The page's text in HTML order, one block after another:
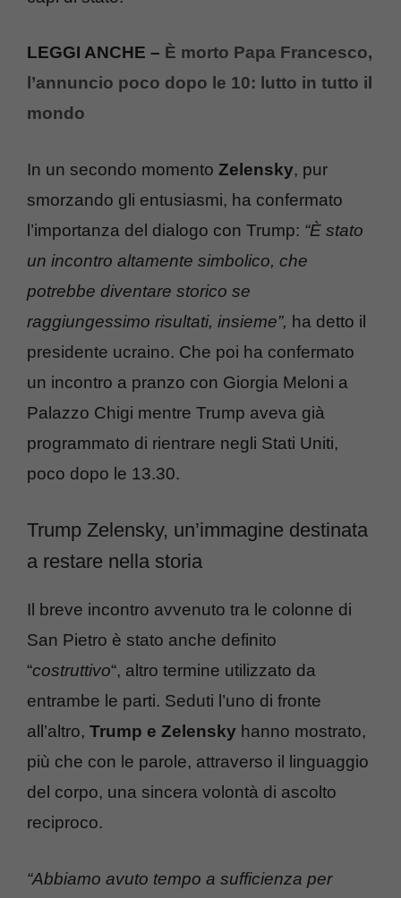
LEGGI ANCHE – È morto Papa Francesco,
l’annuncio poco dopo le 10: lutto in tutto il
mondo
In un secondo momento Zelensky, pur
smorzando gli entusiasmi, ha confermato
l’importanza del dialogo con Trump: “È stato
un incontro altamente simbolico, che
potrebbe diventare storico se
raggiungessimo risultati, insieme”, ha detto il
presidente ucraino. Che poi ha confermato
un incontro a pranzo con Giorgia Meloni a
Palazzo Chigi mentre Trump aveva già
programmato di rientrare negli Stati Uniti,
poco dopo le 13.30.
Trump Zelensky, un’immagine destinata
a restare nella storia
Il breve incontro avvenuto tra le colonne di
San Pietro è stato anche definito
“costruttivo“, altro termine utilizzato da
entrambe le parti. Seduti l’uno di fronte
all’altro, Trump e Zelensky hanno mostrato,
più che con le parole, attraverso il linguaggio
del corpo, una sincera volontà di ascolto
reciproco.
“Abbiamo avuto tempo a sufficienza per